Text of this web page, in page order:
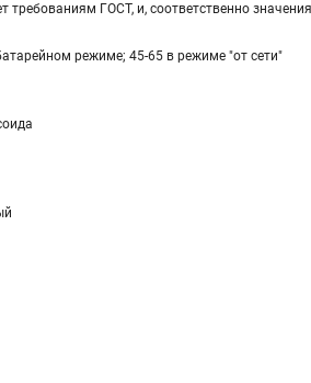
требованиям ГОСТ, и, соответственно
режиме; 45-65 в режиме "от сети"